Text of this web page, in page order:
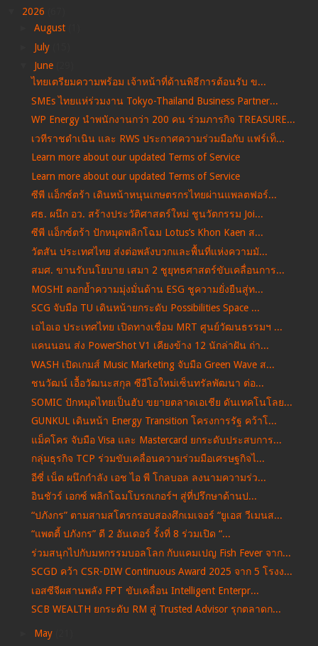
2026
August
July
June
ไทยเตรียมความพร้อม เจ้าหน้าที่ด้านพิธีการต้อนรับ ข...
SMEs ไทยแห่ร่วมงาน Tokyo-Thailand Business Partner...
WP Energy นำพนักงานกว่า 200 คน ร่วมภารกิจ TREASURE...
เวทีราชดำเนิน และ RWS ประกาศความร่วมมือกับ แฟร์เท็...
Learn more about our updated Terms of Service
Learn more about our updated Terms of Service
ซีพี แอ็กซ์ตร้า เดินหน้าหนุนเกษตรกรไทยผ่านแพลตฟอร์...
ศธ. ผนึก อว. สร้างประวัติศาสตร์ใหม่ ชูนวัตกรรม Joi...
ซีพี แอ็กซ์ตร้า ปักหมุดพลิกโฉม Lotus’s Khon Kaen ส...
วัตสัน ประเทศไทย ส่งต่อพลังบวกและพื้นที่แห่งความมั...
สมศ. ขานรับนโยบาย เสมา 2 ชูยุทธศาสตร์ขับเคลื่อนการ...
MOSHI ตอกย้ำความมุ่งมั่นด้าน ESG ชูความยั่งยืนสู่ท...
SCG จับมือ TU เดินหน้ายกระดับ Possibilities Space ...
เอไอเอ ประเทศไทย เปิดทางเชื่อม MRT ศูนย์วัฒนธรรมฯ ...
แคนนอน ส่ง PowerShot V1 เคียงข้าง 12 นักล่าฝัน ถ่า...
WASH เปิดเกมส์ Music Marketing จับมือ Green Wave ส...
ชนวัฒน์ เอื้อวัฒนะสกุล ซีอีโอใหม่เซ็นทรัลพัฒนา ต่อ...
SOMIC ปักหมุดไทยเป็นฮับ ขยายตลาดเอเชีย ดันเทคโนโลย...
GUNKUL เดินหน้า Energy Transition โครงการรัฐ คว้าโ...
แม็คโคร จับมือ Visa และ Mastercard ยกระดับประสบการ...
กลุ่มธุรกิจ TCP ร่วมขับเคลื่อนความร่วมมือเศรษฐกิจไ...
อีซี่ เน็ต ผนึกกำลัง เอช ไอ พี โกลบอล ลงนามความร่ว...
อินชัวร์ เอกซ์ พลิกโฉมโบรกเกอร์ฯ สู่ที่ปรึกษาด้านป...
“ปภังกร” ตามสามสโตรกรอบสองศึกเมเจอร์ “ยูเอส วีเมนส...
“แพตตี้ ปภังกร” ตี 2 อันเดอร์ รั้งที่ 8 ร่วมเปิด “...
ร่วมสนุกไปกับมหกรรมบอลโลก กับแคมเปญ Fish Fever จาก...
SCGD คว้า CSR-DIW Continuous Award 2025 จาก 5 โรงง...
เอสซีจีผสานพลัง FPT ขับเคลื่อน Intelligent Enterpr...
SCB WEALTH ยกระดับ RM สู่ Trusted Advisor รุกตลาดก...
May